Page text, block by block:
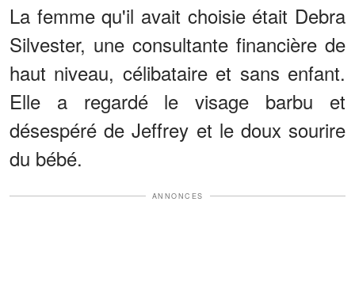
La femme qu'il avait choisie était Debra
Silvester, une consultante financière de
haut niveau, célibataire et sans enfant.
Elle a regardé le visage barbu et
désespéré de Jeffrey et le doux sourire
du bébé.
ANNONCES